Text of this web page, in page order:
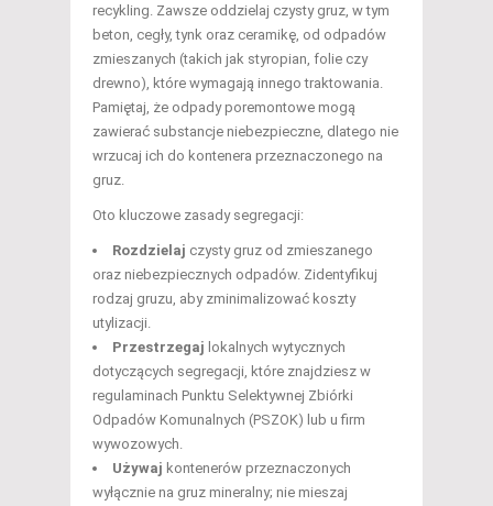
recykling. Zawsze oddzielaj czysty gruz, w tym
beton, cegły, tynk oraz ceramikę, od odpadów
zmieszanych (takich jak styropian, folie czy
drewno), które wymagają innego traktowania.
Pamiętaj, że odpady poremontowe mogą
zawierać substancje niebezpieczne, dlatego nie
wrzucaj ich do kontenera przeznaczonego na
gruz.
Oto kluczowe zasady segregacji:
Rozdzielaj czysty gruz od zmieszanego
oraz niebezpiecznych odpadów. Zidentyfikuj
rodzaj gruzu, aby zminimalizować koszty
utylizacji.
Przestrzegaj lokalnych wytycznych
dotyczących segregacji, które znajdziesz w
regulaminach Punktu Selektywnej Zbiórki
Odpadów Komunalnych (PSZOK) lub u firm
wywozowych.
Używaj kontenerów przeznaczonych
wyłącznie na gruz mineralny; nie mieszaj